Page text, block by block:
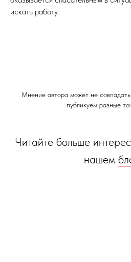
искать работу.
Мнение автора может не
публикуем разные
Читайте больше
нашем